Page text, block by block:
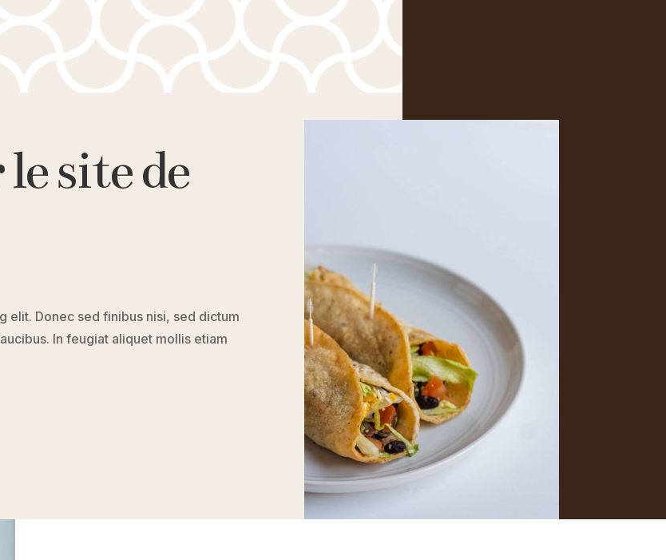
site de
elit. Donec sed finibus nisi, sed dictum
In feugiat aliquet mollis etiam